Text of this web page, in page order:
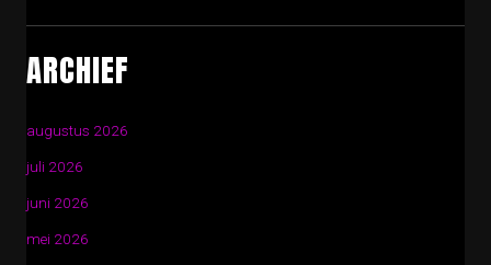
ARCHIEF
augustus 2026
juli 2026
juni 2026
mei 2026